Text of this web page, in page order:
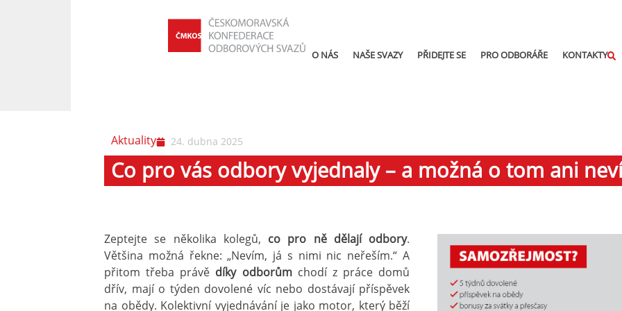
O NÁS NAŠE SVAZY PŘIDEJTE SE PRO ODBORÁŘE KONTAKTY
Aktuality 24. dubna 2025
Co pro vás odbory vyjednaly – a možná o tom ani
Zeptejte se několika kolegů, co pro ně dělají odbory.
Většina možná řekne: „Nevím, já s nimi nic neřeším.“ A
přitom třeba právě díky odborůmchodí z práce domů
dřív, mají o týden dovolené víc nebo dostávají příspěvek
na obědy. Kolektivní vyjednávání je jako motor, který běží